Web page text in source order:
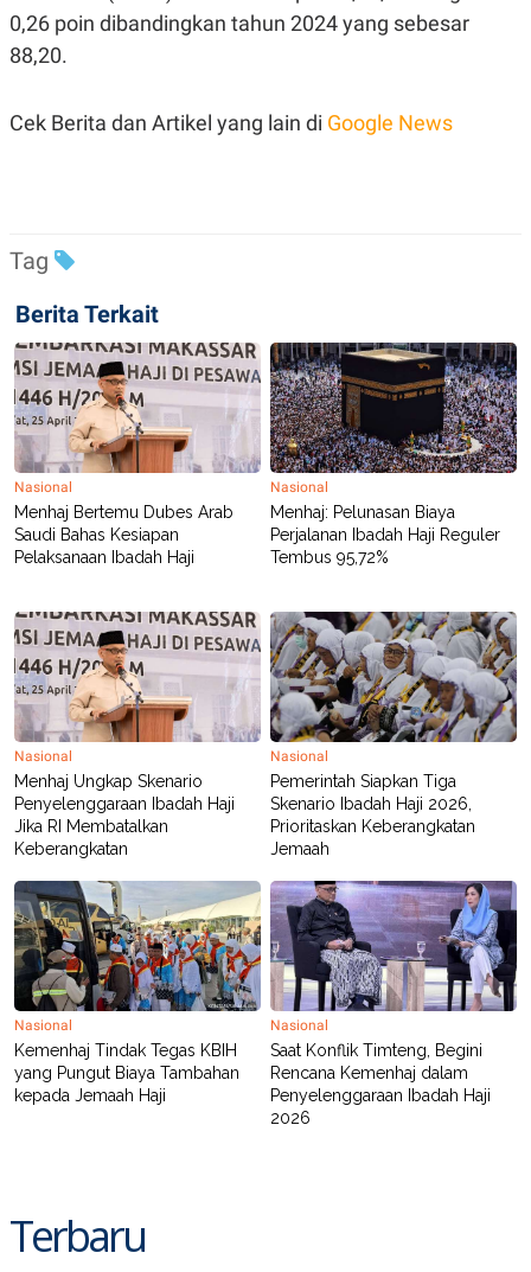
0,26 poin dibandingkan tahun 2024 yang sebesar
88,20.
Cek Berita dan Artikel yang lain di Google News
Tag
Berita Terkait
Nasional
Menhaj Bertemu Dubes Arab
Saudi Bahas Kesiapan
Pelaksanaan Ibadah Haji
Nasional
Menhaj: Pelunasan Biaya
Perjalanan Ibadah Haji Reguler
Tembus 95,72%
Nasional
Menhaj Ungkap Skenario
Penyelenggaraan Ibadah Haji
Jika RI Membatalkan
Keberangkatan
Nasional
Pemerintah Siapkan Tiga
Skenario Ibadah Haji 2026,
Prioritaskan Keberangkatan
Jemaah
Nasional
Kemenhaj Tindak Tegas KBIH
yang Pungut Biaya Tambahan
kepada Jemaah Haji
Nasional
Saat Konflik Timteng, Begini
Rencana Kemenhaj dalam
Penyelenggaraan Ibadah Haji
2026
Terbaru